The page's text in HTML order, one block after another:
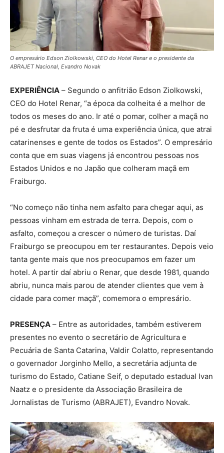
O empresário Edson Ziolkowski, CEO do Hotel Renar e o presidente da
ABRAJET Nacional, Evandro Novak
EXPERIÊNCIA – Segundo o anfitrião Edson Ziolkowski,
CEO do Hotel Renar, “a época da colheita é a melhor de
todos os meses do ano. Ir até o pomar, colher a maçã no
pé e desfrutar da fruta é uma experiência única, que atrai
catarinenses e gente de todos os Estados”. O empresário
conta que em suas viagens já encontrou pessoas nos
Estados Unidos e no Japão que colheram maçã em
Fraiburgo.
“No começo não tinha nem asfalto para chegar aqui, as
pessoas vinham em estrada de terra. Depois, com o
asfalto, começou a crescer o número de turistas. Daí
Fraiburgo se preocupou em ter restaurantes. Depois veio
tanta gente mais que nos preocupamos em fazer um
hotel. A partir daí abriu o Renar, que desde 1981, quando
abriu, nunca mais parou de atender clientes que vem à
cidade para comer maçã”, comemora o empresário.
PRESENÇA – Entre as autoridades, também estiverem
presentes no evento o secretário de Agricultura e
Pecuária de Santa Catarina, Valdir Colatto, representando
o governador Jorginho Mello, a secretária adjunta de
turismo do Estado, Catiane Seif, o deputado estadual Ivan
Naatz e o presidente da Associação Brasileira de
Jornalistas de Turismo (ABRAJET), Evandro Novak.